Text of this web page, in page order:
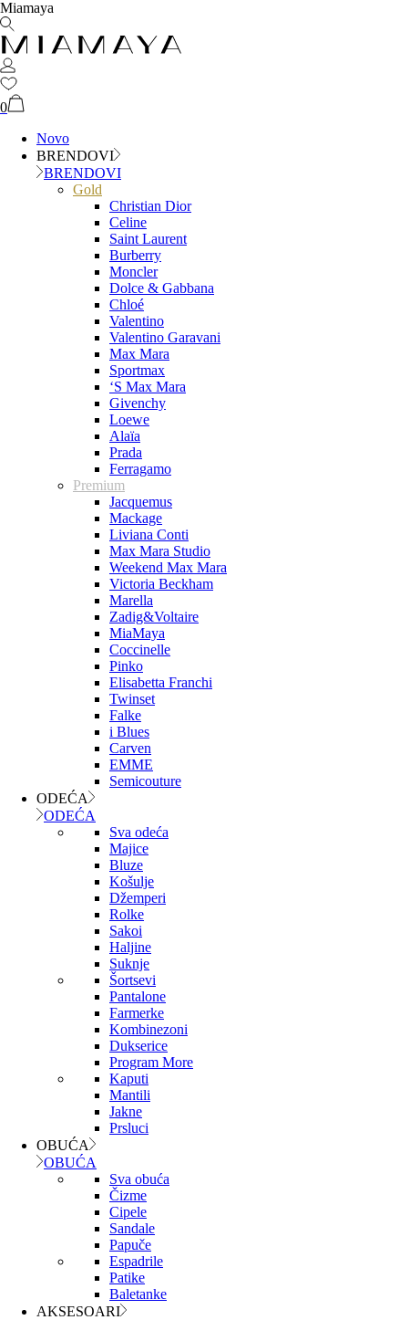
Miamaya
0
Novo
BRENDOVI
BRENDOVI
Gold
Christian Dior
Celine
Saint Laurent
Burberry
Moncler
Dolce & Gabbana
Chloé
Valentino
Valentino Garavani
Max Mara
Sportmax
‘S Max Mara
Givenchy
Loewe
Alaïa
Prada
Ferragamo
Premium
Jacquemus
Mackage
Liviana Conti
Max Mara Studio
Weekend Max Mara
Victoria Beckham
Marella
Zadig&Voltaire
MiaMaya
Coccinelle
Pinko
Elisabetta Franchi
Twinset
Falke
i Blues
Carven
EMME
Semicouture
ODEĆA
ODEĆA
Sva odeća
Majice
Bluze
Košulje
Džemperi
Rolke
Sakoi
Haljine
Suknje
Šortsevi
Pantalone
Farmerke
Kombinezoni
Dukserice
Program More
Kaputi
Mantili
Jakne
Prsluci
OBUĆA
OBUĆA
Sva obuća
Čizme
Cipele
Sandale
Papuče
Espadrile
Patike
Baletanke
AKSESOARI